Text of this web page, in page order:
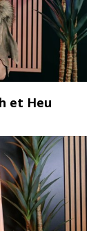
et Heu